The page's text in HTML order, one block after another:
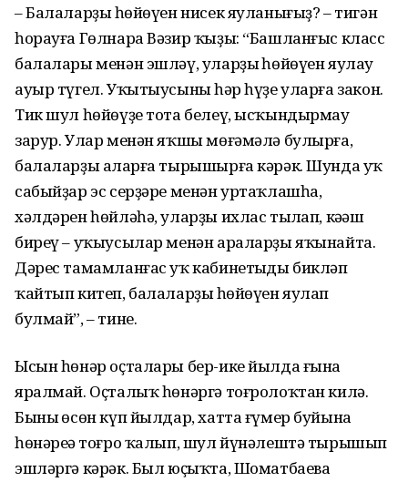
– Балаларҙың һөйөүен нисек яуланығыҙ? – тигән
һорауға Гөлнара Вәзир ҡыҙы: “Башланғыс класс
балалары менән эшләү, уларҙың һөйөүен яулау
ауыр түгел. Уҡытыусының һәр һүҙе уларға закон.
Тик шул һөйөүҙе тота белеү, ысҡындырмау
зарур. Улар менән яҡшы мөғәмәлә булырға,
балаларҙы аңларға тырышырға кәрәк. Шунда уҡ
сабыйҙар эс серҙәре менән уртаҡлашһа,
хәлдәрен һөйләһә, уларҙы ихлас тыңлап, кәңәш
биреү – уҡыусылар менән араларҙы яҡынайта.
Дәрес тамамланғас уҡ кабинетыңды бикләп
ҡайтып китеп, балаларҙың һөйөүен яулап
булмай”, – тине.
Ысын һөнәр оҫталары бер-ике йылда ғына
яралмай. Оҫталыҡ һөнәргә тоғролоҡтан килә.
Бының өсөн күп йылдар, хатта ғүмер буйына
һөнәреңә тоғро ҡалып, шул йүнәлештә тырышып
эшләргә кәрәк. Был юҫыҡта, Шоматбаева